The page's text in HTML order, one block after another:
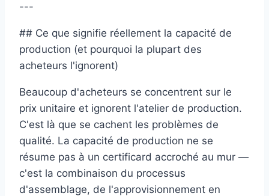
---
## Ce que signifie réellement la capacité de
production (et pourquoi la plupart des
acheteurs l'ignorent)
Beaucoup d'acheteurs se concentrent sur le
prix unitaire et ignorent l'atelier de production.
C'est là que se cachent les problèmes de
qualité. La capacité de production ne se
résume pas à un certificard accroché au mur —
c'est la combinaison du processus
d'assemblage, de l'approvisionnement en